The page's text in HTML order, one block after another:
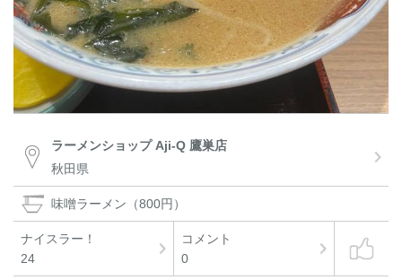
ラーメンショップ Aji-Q 鷹巣店
秋田県
味噌ラーメン（800円）
ナイスラー！
24
コメント
0